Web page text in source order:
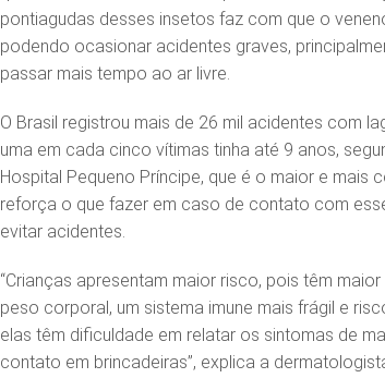
pontiagudas desses insetos faz com que o
podendo ocasionar acidentes graves,
passar mais tempo ao ar livre.
O Brasil registrou mais de 26 mil acidentes com
uma em cada cinco vítimas tinha até 9 anos,
Hospital Pequeno Príncipe, que é o maior e mais
reforça o que fazer em caso de contato com
evitar acidentes.
“Crianças apresentam maior risco, pois têm
peso corporal, um sistema imune mais frágil e
elas têm dificuldade em relatar os sintomas de
contato em brincadeiras”, explica a